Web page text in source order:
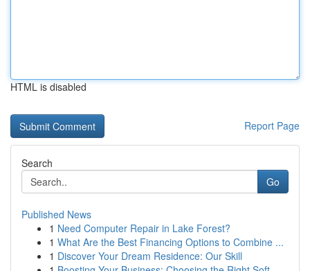
HTML is disabled
Report Page
Search
Go
Published News
1 Need Computer Repair in Lake Forest?
1 What Are the Best Financing Options to Combine ...
1 Discover Your Dream Residence: Our Skill